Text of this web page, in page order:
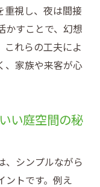
構デザインの
ンデザインの
と配置のポイ
重視し、夜は間接
かすことで、幻想
これらの工夫によ
、家族や来客が心
い庭空間の秘
、シンプルながら
ントです。例え